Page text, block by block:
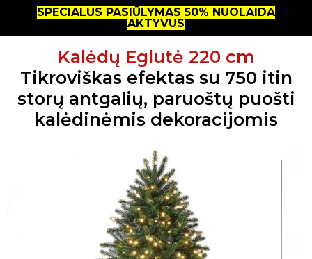
SPECIALUS PASIŪLYMAS 50% NUOLAIDA
AKTYVUS
Kalėdų Eglutė 220 cm
Tikroviškas efektas su 750 itin
storų antgalių, paruoštų puošti
kalėdinėmis dekoracijomis